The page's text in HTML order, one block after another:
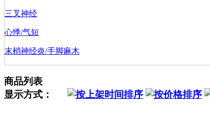
三叉神经
心悸/气短
末梢神经炎/手脚麻木
商品列表
显示方式：